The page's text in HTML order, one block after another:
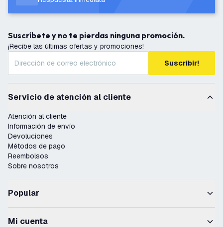
Suscríbete y no te pierdas ninguna promoción.
¡Recibe las últimas ofertas y promociones!
Suscribir!
Servicio de atención al cliente
Atención al cliente
Información de envío
Devoluciones
Métodos de pago
Reembolsos
Sobre nosotros
Popular
Mi cuenta